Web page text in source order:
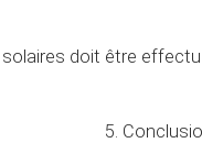
doit être
5.